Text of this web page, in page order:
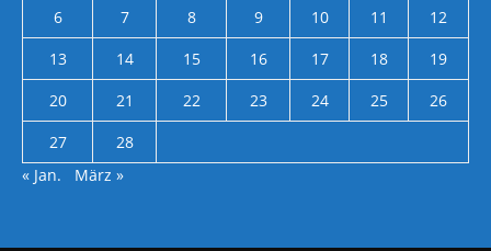
6
7 8 9 10 11
12
13
14 15 16 17 18
19
20
21 22 23 24 25
26
27
28
« Jan.
März »